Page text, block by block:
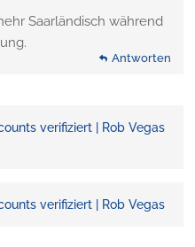
Saarländisch während
Antworten
verifiziert | Rob Vegas
verifiziert | Rob Vegas